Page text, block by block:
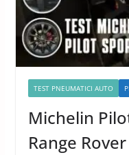
TEST PNEUMATICI AUTO
Michelin
Range